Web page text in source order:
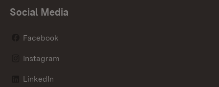
Social Media
Facebook
Instagram
LinkedIn